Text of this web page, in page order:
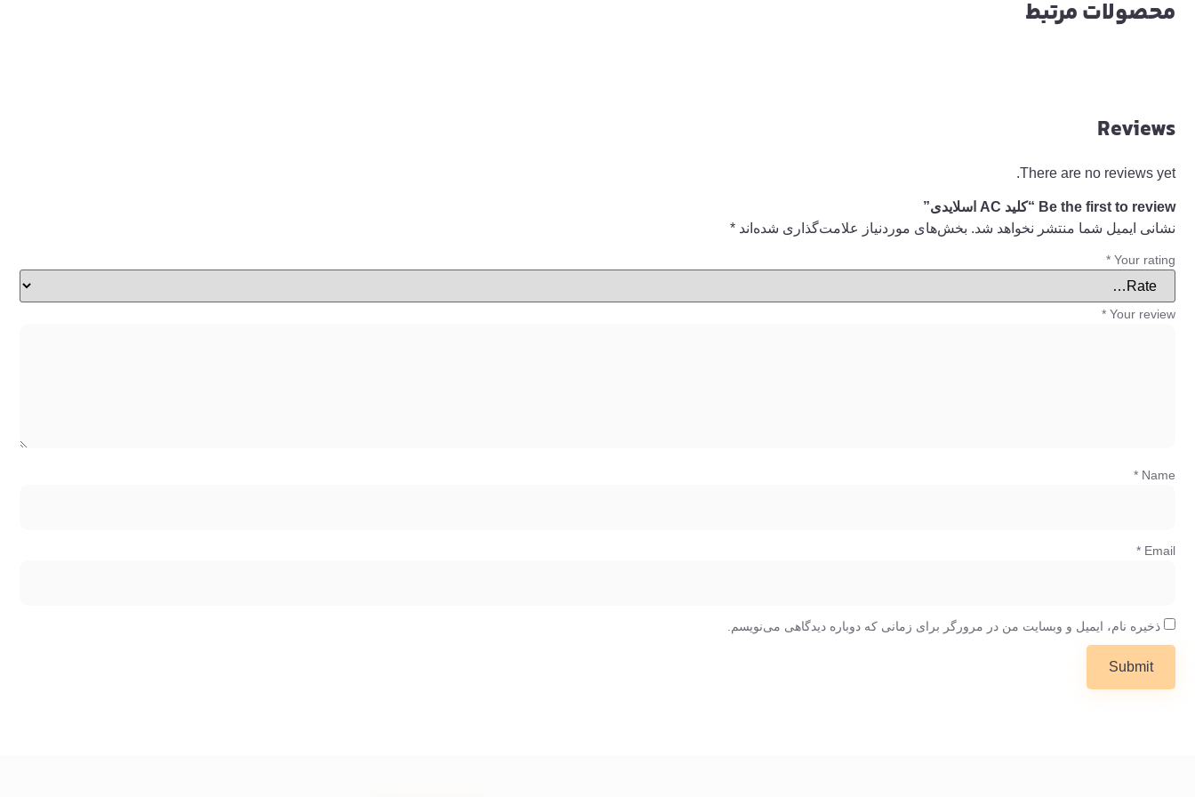
محصولات مرتبط
Reviews
There are no reviews yet.
Be the first to review “کلید AC اسلایدی”
نشانی ایمیل شما منتشر نخواهد شد. بخش‌های موردنیاز علامت‌گذاری شده‌اند *
Your rating
*
Your review
*
Name
*
Email
*
ذخیره نام، ایمیل و وبسایت من در مرورگر برای زمانی که دوباره دیدگاهی می‌نویسم.